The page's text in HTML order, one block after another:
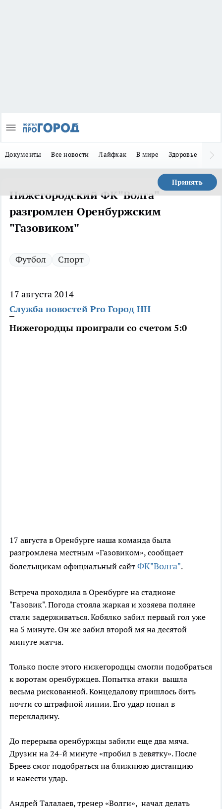
Документы Все новости Лайфхак В мире Здоровье
Принять
Нижегородский ФК"Волга"
разгромлен Оренбуржским
"Газовиком"
Футбол Спорт
17 августа 2014
Служба новостей Pro Город НН
Нижегородцы проиграли со счетом 5:0
17 августа в Оренбурге наша команда была
разгромлена местным «Газовиком», сообщает
болельщикам официальный сайт ФК"Волга".
Встреча проходила в Оренбурге на стадионе
"Газовик". Погода стояла жаркая и хозяева поляне
стали задерживаться. Кобялко забил первый гол уже
на 5 минуте. Он же забил второй мя на десятой
минуте матча.
Только после этого нижегородцы смогли подобраться
к воротам оренбуржцев. Попытка атаки вышла
весьма рискованной. Концедалову пришлось бить
почти со штрафной линии. Его удар попал в
перекладину.
До перерыва оренбуржцы забили еще два мяча.
Друзин на 24-й минуте «пробил в девятку». После
Бреев смог подобраться на ближнюю дистанцию
и нанести удар.
Андрей Талалаев, тренер «Волги», начал делать